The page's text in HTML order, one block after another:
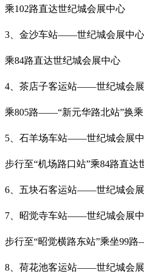
乘102路直达世纪城会展中心
3、金沙车站——世纪城会展中心
乘84路直达世纪城会展中心
4、茶店子客运站——世纪城会
乘805路——“新元华路北站”换
5、石羊场车站——世纪城会展
步行至“机场路口站”乘84路直达
6、五块石客运站——世纪城会
7、昭觉寺车站——世纪城会展
步行至“昭觉横路东站”乘坐99
8、荷花池客运站——世纪城会